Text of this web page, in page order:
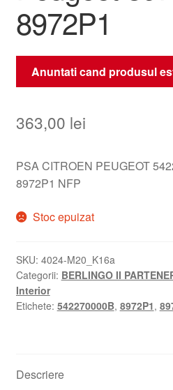
8972P1
Anuntati cand produsul
363,00 lei
PSA CITROEN PEUGEOT
8972P1 NFP
Stoc epuizat
SKU: 4024-M20_K16a
Categorii: BERLINGO II
Interior
Etichete: 542270000B, 8972P1,
Descriere